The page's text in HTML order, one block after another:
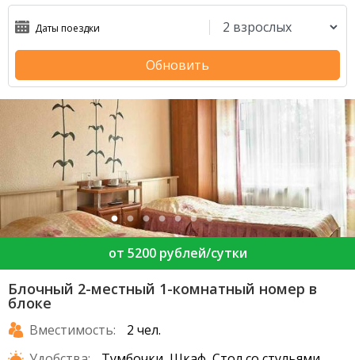
Обновить
от 5200 рублей/сутки
Блочный 2-местный 1-комнатный номер в
блоке
Вместимость:
2 чел.